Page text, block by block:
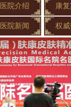
医院介绍 康
医院新闻 权